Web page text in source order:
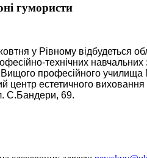
гумористи
у Рівному відбудеться
технічних
Вищого професійного
центр естетичного виховання
С.Бандери, 69.